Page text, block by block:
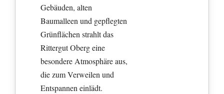
Gebäuden, alten
Baumalleen und gepflegten
Grünflächen strahlt das
Rittergut Oberg eine
besondere Atmosphäre aus,
die zum Verweilen und
Entspannen einlädt.